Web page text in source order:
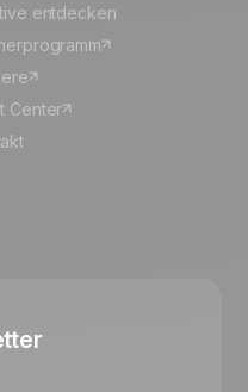
entdecken
Center